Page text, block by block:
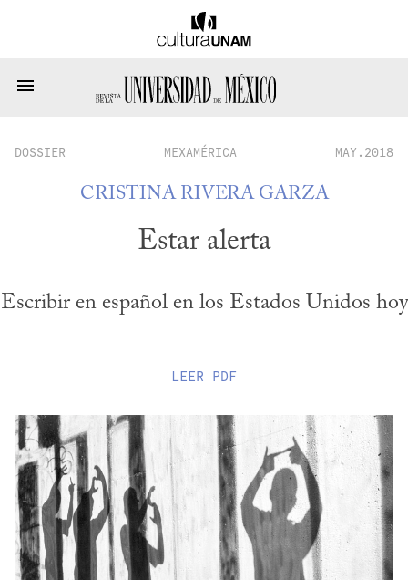
DOSSIER MEXAMÉRICA MAY.2018
CRISTINA RIVERA GARZA
Estar alerta
Escribir en español en los Estados Unidos hoy
LEER PDF